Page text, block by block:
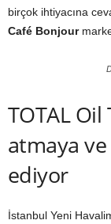
birçok ihtiyacına
Café Bonjour
TOTAL
atmaya
ediyor
İstanbul Yeni